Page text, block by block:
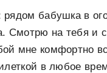
бабушка в
Смотрю на тебя и
мне комфортно
в любое